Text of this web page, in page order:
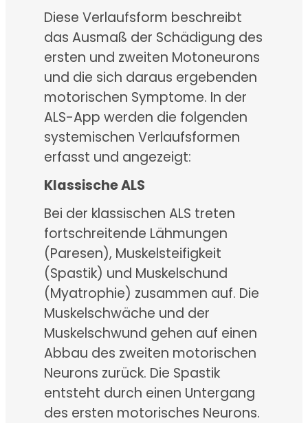
Diese Verlaufsform beschreibt
das Ausmaß der Schädigung des
ersten und zweiten Motoneurons
und die sich daraus ergebenden
motorischen Symptome. In der
ALS-App werden die folgenden
systemischen Verlaufsformen
erfasst und angezeigt:
Klassische ALS
Bei der klassischen ALS treten
fortschreitende Lähmungen
(Paresen), Muskelsteifigkeit
(Spastik) und Muskelschund
(Myatrophie) zusammen auf. Die
Muskelschwäche und der
Muskelschwund gehen auf einen
Abbau des zweiten motorischen
Neurons zurück. Die Spastik
entsteht durch einen Untergang
des ersten motorisches Neurons.